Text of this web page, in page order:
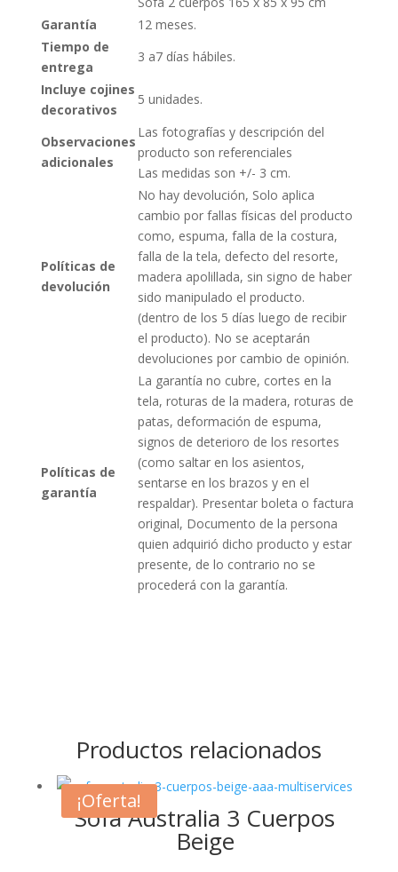
Garantía
12 meses.
Tiempo de
entrega
3 a7 días hábiles.
Incluye cojines
decorativos
5 unidades.
Observaciones
adicionales
Las fotografías y descripción del
producto son referenciales
Las medidas son +/- 3 cm.
Políticas de
devolución
No hay devolución, Solo aplica
cambio por fallas físicas del producto
como, espuma, falla de la costura,
falla de la tela, defecto del resorte,
madera apolillada, sin signo de haber
sido manipulado el producto.
(dentro de los 5 días luego de recibir
el producto). No se aceptarán
devoluciones por cambio de opinión.
Políticas de
garantía
La garantía no cubre, cortes en la
tela, roturas de la madera, roturas de
patas, deformación de espuma,
signos de deterioro de los resortes
(como saltar en los asientos,
sentarse en los brazos y en el
respaldar). Presentar boleta o factura
original, Documento de la persona
quien adquirió dicho producto y estar
presente, de lo contrario no se
procederá con la garantía.
Productos relacionados
¡Oferta!
Sofá Australia 3 Cuerpos
Beige